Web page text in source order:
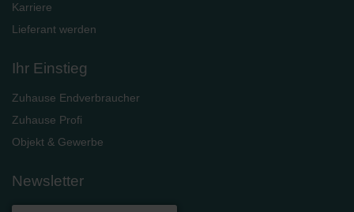
Karriere
Lieferant werden
Ihr Einstieg
Zuhause Endverbraucher
Zuhause Profi
Objekt & Gewerbe
Newsletter